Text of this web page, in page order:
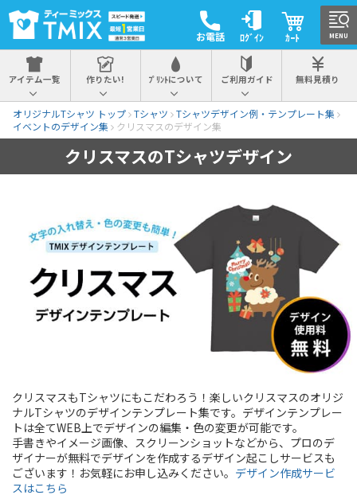
お電話 ﾛｸﾞｲﾝ ｶｰﾄ
アイテム一覧 作りたい! ﾌﾟﾘﾝﾄについて ご利用ガイド 無料見積り
オリジナルTシャツ トップ Tシャツ
Tシャツデザイン例・テンプレート集
イベントのデザイン集
クリスマスのデザイン集
クリスマスのTシャツデザイン
クリスマスもTシャツにもこだわろう！楽しいクリスマスのオリジ
ナルTシャツのデザインテンプレート集です。デザインテンプレー
トは全てWEB上でデザインの編集・色の変更が可能です。
手書きやイメージ画像、スクリーンショットなどから、プロのデ
ザイナーが無料でデザインを作成するデザイン起こしサービスも
ございます！お気軽にお申し込みください。 デザイン作成サービ
スはこちら
MENU